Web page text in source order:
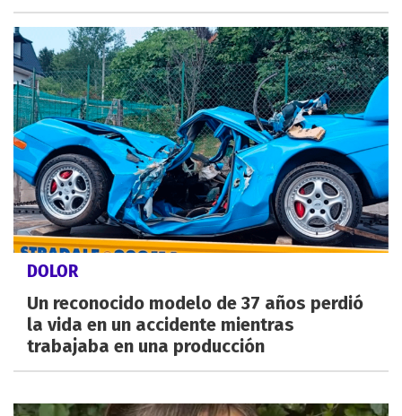
DOLOR
Un reconocido modelo de 37 años perdió
la vida en un accidente mientras
trabajaba en una producción